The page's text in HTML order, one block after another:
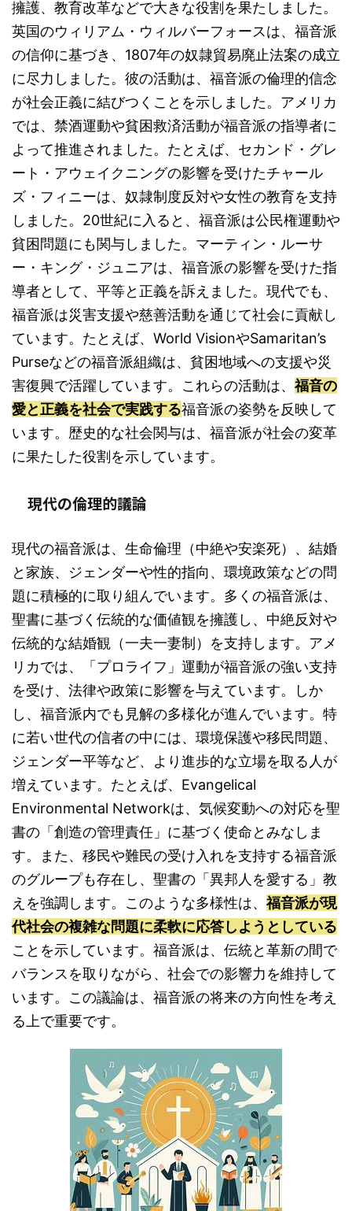
擁護、教育改革などで大きな役割を果たしました。
英国のウィリアム・ウィルバーフォースは、福音派
の信仰に基づき、1807年の奴隷貿易廃止法案の成立
に尽力しました。彼の活動は、福音派の倫理的信念
が社会正義に結びつくことを示しました。アメリカ
では、禁酒運動や貧困救済活動が福音派の指導者に
よって推進されました。たとえば、セカンド・グレ
ート・アウェイクニングの影響を受けたチャール
ズ・フィニーは、奴隷制度反対や女性の教育を支持
しました。20世紀に入ると、福音派は公民権運動や
貧困問題にも関与しました。マーティン・ルーサ
ー・キング・ジュニアは、福音派の影響を受けた指
導者として、平等と正義を訴えました。現代でも、
福音派は災害支援や慈善活動を通じて社会に貢献し
ています。たとえば、World VisionやSamaritan’s
Purseなどの福音派組織は、貧困地域への支援や災
害復興で活躍しています。これらの活動は、 福音の
愛と正義を社会で実践する福音派の姿勢を反映して
います。歴史的な社会関与は、福音派が社会の変革
に果たした役割を示しています。
現代の倫理的議論
現代の福音派は、生命倫理（中絶や安楽死）、結婚
と家族、ジェンダーや性的指向、環境政策などの問
題に積極的に取り組んでいます。多くの福音派は、
聖書に基づく伝統的な価値観を擁護し、中絶反対や
伝統的な結婚観（一夫一妻制）を支持します。アメ
リカでは、「プロライフ」運動が福音派の強い支持
を受け、法律や政策に影響を与えています。しか
し、福音派内でも見解の多様化が進んでいます。特
に若い世代の信者の中には、環境保護や移民問題、
ジェンダー平等など、より進歩的な立場を取る人が
増えています。たとえば、Evangelical
Environmental Networkは、気候変動への対応を聖
書の「創造の管理責任」に基づく使命とみなしま
す。また、移民や難民の受け入れを支持する福音派
のグループも存在し、聖書の「異邦人を愛する」教
えを強調します。このような多様性は、 福音派が現
代社会の複雑な問題に柔軟に応答しようとしている
ことを示しています。福音派は、伝統と革新の間で
バランスを取りながら、社会での影響力を維持して
います。この議論は、福音派の将来の方向性を考え
る上で重要です。